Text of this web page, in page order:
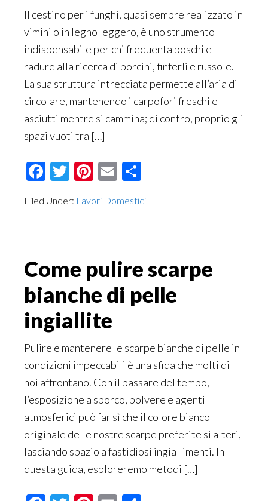
Il cestino per i funghi, quasi sempre realizzato in
vimini o in legno leggero, è uno strumento
indispensabile per chi frequenta boschi e
radure alla ricerca di porcini, finferli e russole.
La sua struttura intrecciata permette all’aria di
circolare, mantenendo i carpofori freschi e
asciutti mentre si cammina; di contro, proprio gli
spazi vuoti tra […]
Facebook
Twitter
Pinterest
Email
Filed Under: Lavori Domestici
Come pulire scarpe
bianche di pelle
ingiallite
Pulire e mantenere le scarpe bianche di pelle in
condizioni impeccabili è una sfida che molti di
noi affrontano. Con il passare del tempo,
l’esposizione a sporco, polvere e agenti
atmosferici può far sì che il colore bianco
originale delle nostre scarpe preferite si alteri,
lasciando spazio a fastidiosi ingiallimenti. In
questa guida, esploreremo metodi […]